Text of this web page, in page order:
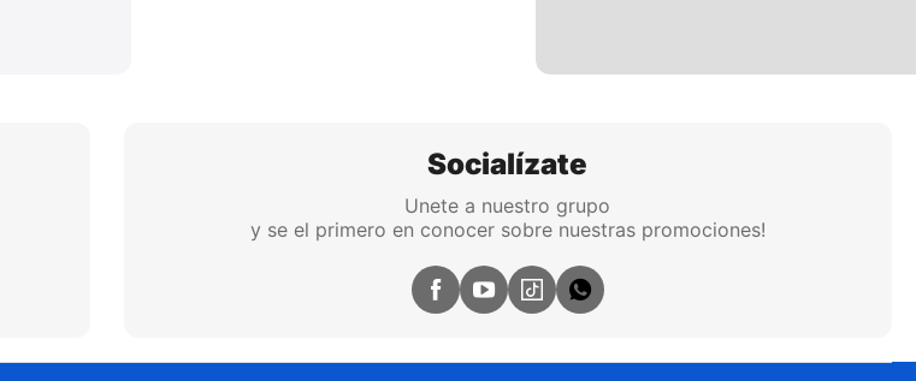
Socialízate
Unete a nuestro grupo
y se el primero en conocer sobre nuestras promociones!